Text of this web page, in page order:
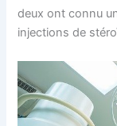
deux ont connu
injections de